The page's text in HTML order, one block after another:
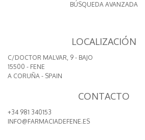
BÚSQUEDA AVANZADA
LOCALIZACIÓN
C/DOCTOR MALVAR, 9 - BAJO
15500 - FENE
A CORUÑA - SPAIN
CONTACTO
+34 981 340153
INFO@FARMACIADEFENE.ES